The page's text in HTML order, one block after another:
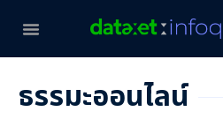
ธรรมะออนไลน์